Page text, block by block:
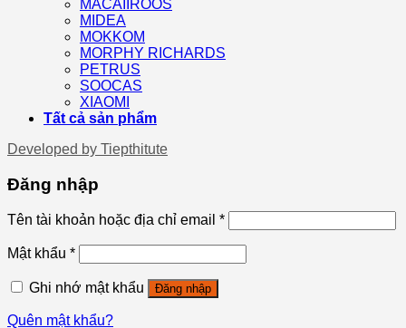
MACAIIROOS
MIDEA
MOKKOM
MORPHY RICHARDS
PETRUS
SOOCAS
XIAOMI
Tất cả sản phẩm
Developed by Tiepthitute
Đăng nhập
Tên tài khoản hoặc địa chỉ email *
Mật khẩu *
Ghi nhớ mật khẩu Đăng nhập
Quên mật khẩu?